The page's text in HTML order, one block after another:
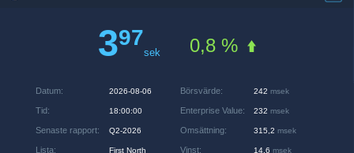
397
sek 0,8 %
Datum: 2026-08-06
Tid: 18:00:00
Senaste rapport: Q2-2026
Lista: First North
Börsvärde: 242 msek
Enterprise Value: 232 msek
Omsättning: 315,2 msek
Vinst: 14,6 msek